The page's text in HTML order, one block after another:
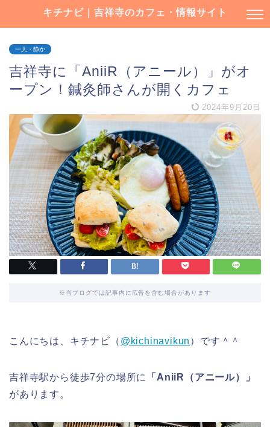
キチナビ｜吉祥寺のカフェ・情報サイト
一人・静か
吉祥寺に「AniiR（アニール）」がオ
ープン！鍼灸師さんが開くカフェ
2024年9月20日
※当ブログでは記事内に広告を含む場合があります
こんにちは、キチナビ（ @kichinavikun ）です＾＾
吉祥寺駅から徒歩7分の場所に
「AniiR（アニール）」
があります。